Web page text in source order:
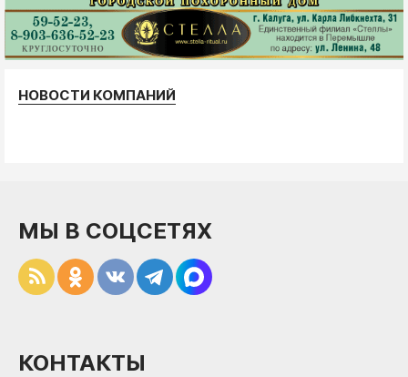
НОВОСТИ КОМПАНИЙ
МЫ В СОЦСЕТЯХ
КОНТАКТЫ